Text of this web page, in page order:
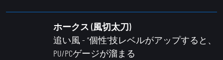
ホークス (風切太刀)
追い風- “個性”技レベルがアップすると、
PU/PCゲージが溜まる